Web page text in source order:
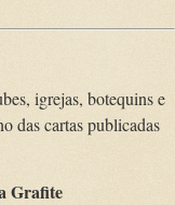
igrejas, botequins e
das cartas publicadas
Grafite